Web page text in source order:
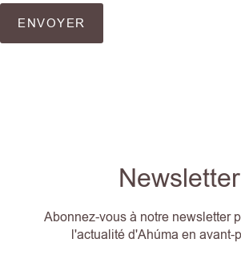
ENVOYER
Newsletter
Abonnez-vous à notre newsletter
l'actualité d'Ahúma en avant-